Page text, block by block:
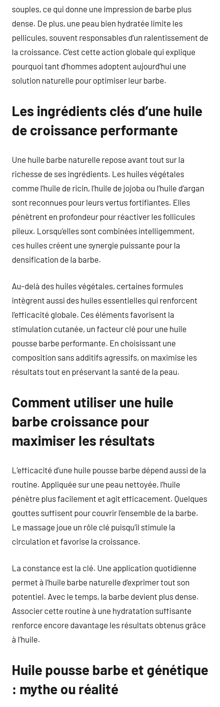
souples, ce qui donne une impression de barbe plus
dense. De plus, une peau bien hydratée limite les
pellicules, souvent responsables d’un ralentissement de
la croissance. C’est cette action globale qui explique
pourquoi tant d’hommes adoptent aujourd’hui une
solution naturelle pour optimiser leur barbe.
Les ingrédients clés d’une huile
de croissance performante
Une huile barbe naturelle repose avant tout sur la
richesse de ses ingrédients. Les huiles végétales
comme l’huile de ricin, l’huile de jojoba ou l’huile d’argan
sont reconnues pour leurs vertus fortifiantes. Elles
pénètrent en profondeur pour réactiver les follicules
pileux. Lorsqu’elles sont combinées intelligemment,
ces huiles créent une synergie puissante pour la
densification de la barbe.
Au-delà des huiles végétales, certaines formules
intègrent aussi des huiles essentielles qui renforcent
l’efficacité globale. Ces éléments favorisent la
stimulation cutanée, un facteur clé pour une huile
pousse barbe performante. En choisissant une
composition sans additifs agressifs, on maximise les
résultats tout en préservant la santé de la peau.
Comment utiliser une huile
barbe croissance pour
maximiser les résultats
L’efficacité d’une huile pousse barbe dépend aussi de la
routine. Appliquée sur une peau nettoyée, l’huile
pénètre plus facilement et agit efficacement. Quelques
gouttes suffisent pour couvrir l’ensemble de la barbe.
Le massage joue un rôle clé puisqu’il stimule la
circulation et favorise la croissance.
La constance est la clé. Une application quotidienne
permet à l’huile barbe naturelle d’exprimer tout son
potentiel. Avec le temps, la barbe devient plus dense.
Associer cette routine à une hydratation suffisante
renforce encore davantage les résultats obtenus grâce
à l’huile.
Huile pousse barbe et génétique
: mythe ou réalité